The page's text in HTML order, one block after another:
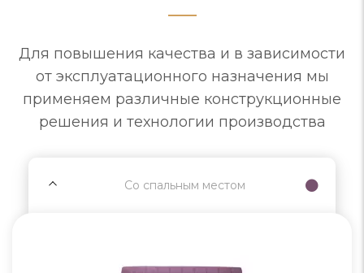
Для повышения качества и в зависимости
от эксплуатационного назначения мы
применяем различные конструкционные
решения и технологии производства
Со спальным местом